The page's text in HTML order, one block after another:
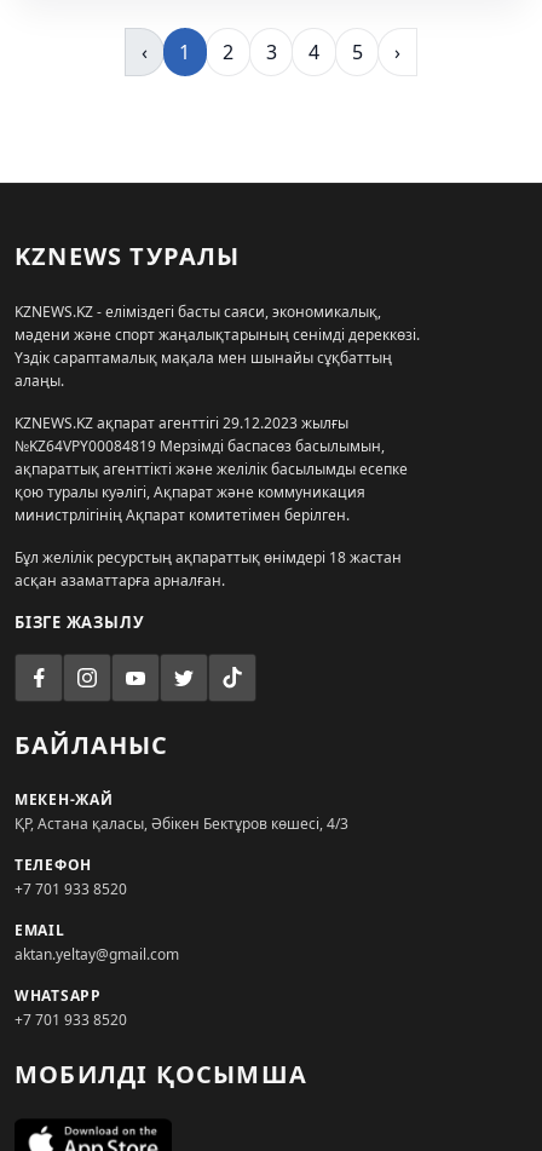
‹ 1 2 3 4 5 ›
KZNEWS ТУРАЛЫ
KZNEWS.KZ - еліміздегі басты саяси, экономикалық,
мәдени және спорт жаңалықтарының сенімді дереккөзі.
Үздік сараптамалық мақала мен шынайы сұқбаттың
алаңы.
KZNEWS.KZ ақпарат агенттігі 29.12.2023 жылғы
№KZ64VPY00084819 Мерзімді баспасөз басылымын,
ақпараттық агенттікті және желілік басылымды есепке
қою туралы куәлігі, Ақпарат және коммуникация
министрлігінің Ақпарат комитетімен берілген.
Бұл желілік ресурстың ақпараттық өнімдері 18 жастан
асқан азаматтарға арналған.
БІЗГЕ ЖАЗЫЛУ
БАЙЛАНЫС
МЕКЕН-ЖАЙ
ҚР, Астана қаласы, Әбікен Бектұров көшесі, 4/3
ТЕЛЕФОН
+7 701 933 8520
EMAIL
aktan.yeltay@gmail.com
WHATSAPP
+7 701 933 8520
МОБИЛДІ ҚОСЫМША